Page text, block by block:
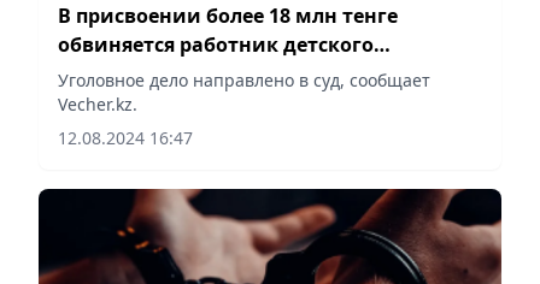
В присвоении более 18 млн тенге
обвиняется работник детского
комплекса
Уголовное дело направлено в суд, сообщает
Vecher.kz.
12.08.2024 16:47